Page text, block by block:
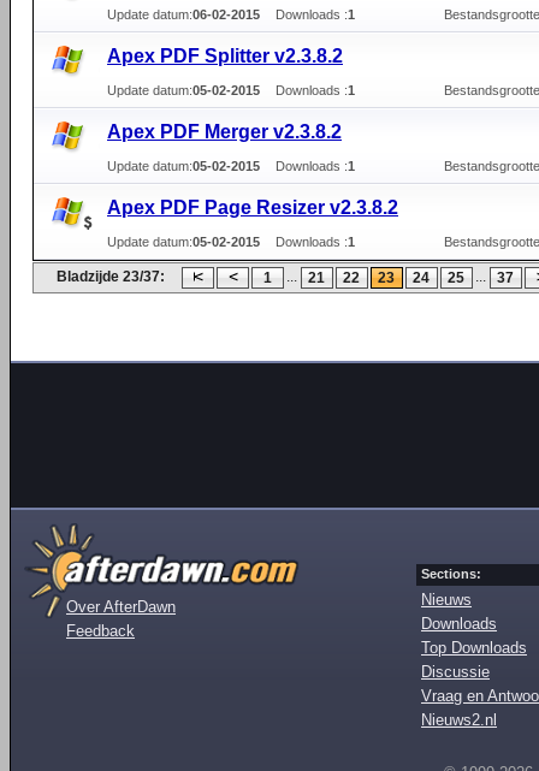
Update datum:06-02-2015 Downloads :1
Apex PDF Splitter v2.3.8.2
Update datum:05-02-2015 Downloads :1
Apex PDF Merger v2.3.8.2
Update datum:05-02-2015 Downloads :1
Apex PDF Page Resizer v2.3.8.2
Update datum:05-02-2015 Downloads :1
Bladzijde 23/37: 1 ... 21 22 23 24 25 ... 37
Over AfterDawn
Feedback
Sections:
Nieuws
Downloads
Top Downloads
Discussie
Vraag en
Nieuws2.nl